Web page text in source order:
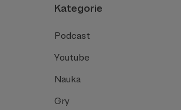
Kategorie
Podcast
Youtube
Nauka
Gry